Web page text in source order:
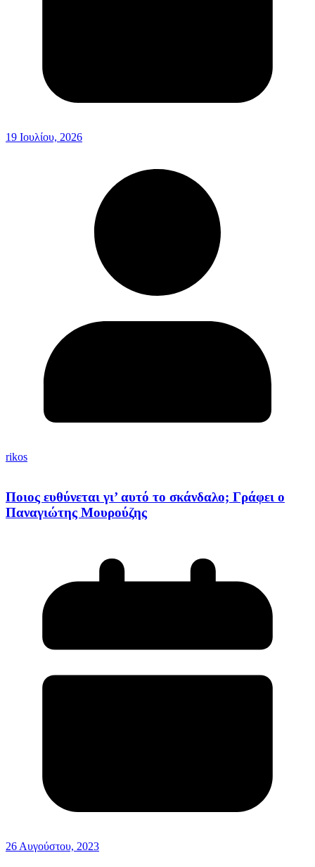
19 Ιουλίου, 2026
rikos
Ποιος ευθύνεται γι’ αυτό το σκάνδαλο; Γράφει ο
Παναγιώτης Μουρούζης
26 Αυγούστου, 2023